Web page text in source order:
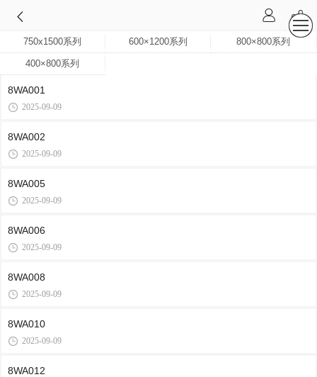
750x1500系列 600×1200系列 800×800系列
400×800系列
8WA001
2025-09-09
8WA002
2025-09-09
8WA005
2025-09-09
8WA006
2025-09-09
8WA008
2025-09-09
8WA010
2025-09-09
8WA012